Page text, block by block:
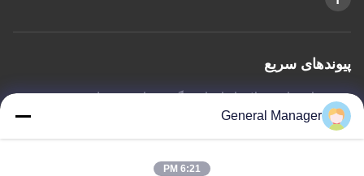
پیوندهای سریع
خونهدرباره مامحصولاتبا ما تماس بگیریدسیاست حفظ حریم خصوصی
نقشه سایتGeneral Manager
6:21 PM